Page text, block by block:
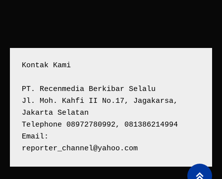
Kontak Kami
PT. Recenmedia Berkibar Selalu
Jl. Moh. Kahfi II No.17, Jagakarsa,
Jakarta Selatan
Telephone 08972780992, 081386214994
Email:
reporter_channel@yahoo.com